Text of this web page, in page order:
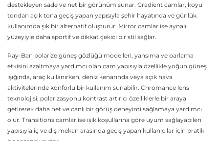
destekleyen sade ve net bir görünüm sunar. Gradient camlar, koyu
tondan açık tona geçiş yapan yapısıyla şehir hayatında ve günlük
kullanımda şık bir alternatif oluşturur. Mirror camlar ise aynalı
yüzeyiyle daha sportif ve dikkat çekici bir stil sağlar.
Ray-Ban polarize güneş gözlüğü modelleri, yansıma ve parlama
etkisini azaltmaya yardımcı olan cam yapısıyla özellikle yoğun güneş
ışığında, araç kullanırken, deniz kenarında veya açık hava
aktivitelerinde konforlu bir kullanım sunabilir. Chromance lens
teknolojisi, polarizasyonu kontrast artırıcı özelliklerle bir araya
getirerek daha net ve canlı bir görüş deneyimi sağlamaya yardımcı
olur. Transitions camlar ise ışık koşullarına göre uyum sağlayabilen
yapısıyla iç ve dış mekan arasında geçiş yapan kullanıcılar için pratik